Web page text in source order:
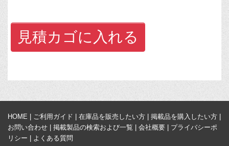
見積カゴに入れる
HOME | ご利用ガイド | 在庫品を販売したい方 | 掲載品を購入したい方 |
お問い合わせ | 掲載製品の検索および一覧 | 会社概要 | プライバシーポ
リシー | よくある質問